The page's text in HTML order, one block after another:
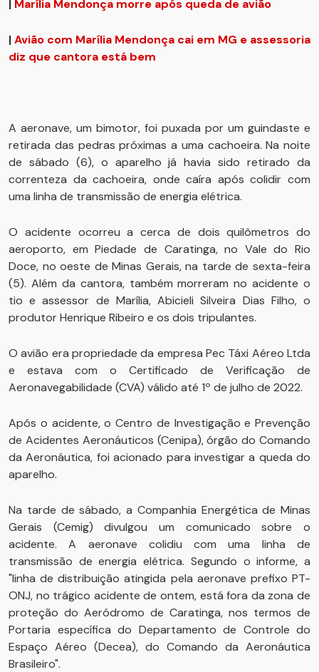
| Marília Mendonça morre após queda de avião
|Avião com Marília Mendonça cai em MG e assessoria
diz que cantora está bem
A aeronave, um bimotor, foi puxada por um guindaste e
retirada das pedras próximas a uma cachoeira. Na noite
de sábado (6), o aparelho já havia sido retirado da
correnteza da cachoeira, onde caíra após colidir com
uma linha de transmissão de energia elétrica.
O acidente ocorreu a cerca de dois quilômetros do
aeroporto, em Piedade de Caratinga, no Vale do Rio
Doce, no oeste de Minas Gerais, na tarde de sexta-feira
(5). Além da cantora, também morreram no acidente o
tio e assessor de Marília, Abicieli Silveira Dias Filho, o
produtor Henrique Ribeiro e os dois tripulantes.
O avião era propriedade da empresa Pec Táxi Aéreo Ltda
e estava com o Certificado de Verificação de
Aeronavegabilidade (CVA) válido até 1º de julho de 2022.
Após o acidente, o Centro de Investigação e Prevenção
de Acidentes Aeronáuticos (Cenipa), órgão do Comando
da Aeronáutica, foi acionado para investigar a queda do
aparelho.
Na tarde de sábado, a Companhia Energética de Minas
Gerais (Cemig) divulgou um comunicado sobre o
acidente. A aeronave colidiu com uma linha de
transmissão de energia elétrica. Segundo o informe, a
"linha de distribuição atingida pela aeronave prefixo PT-
ONJ, no trágico acidente de ontem, está fora da zona de
proteção do Aeródromo de Caratinga, nos termos de
Portaria específica do Departamento de Controle do
Espaço Aéreo (Decea), do Comando da Aeronáutica
Brasileiro".